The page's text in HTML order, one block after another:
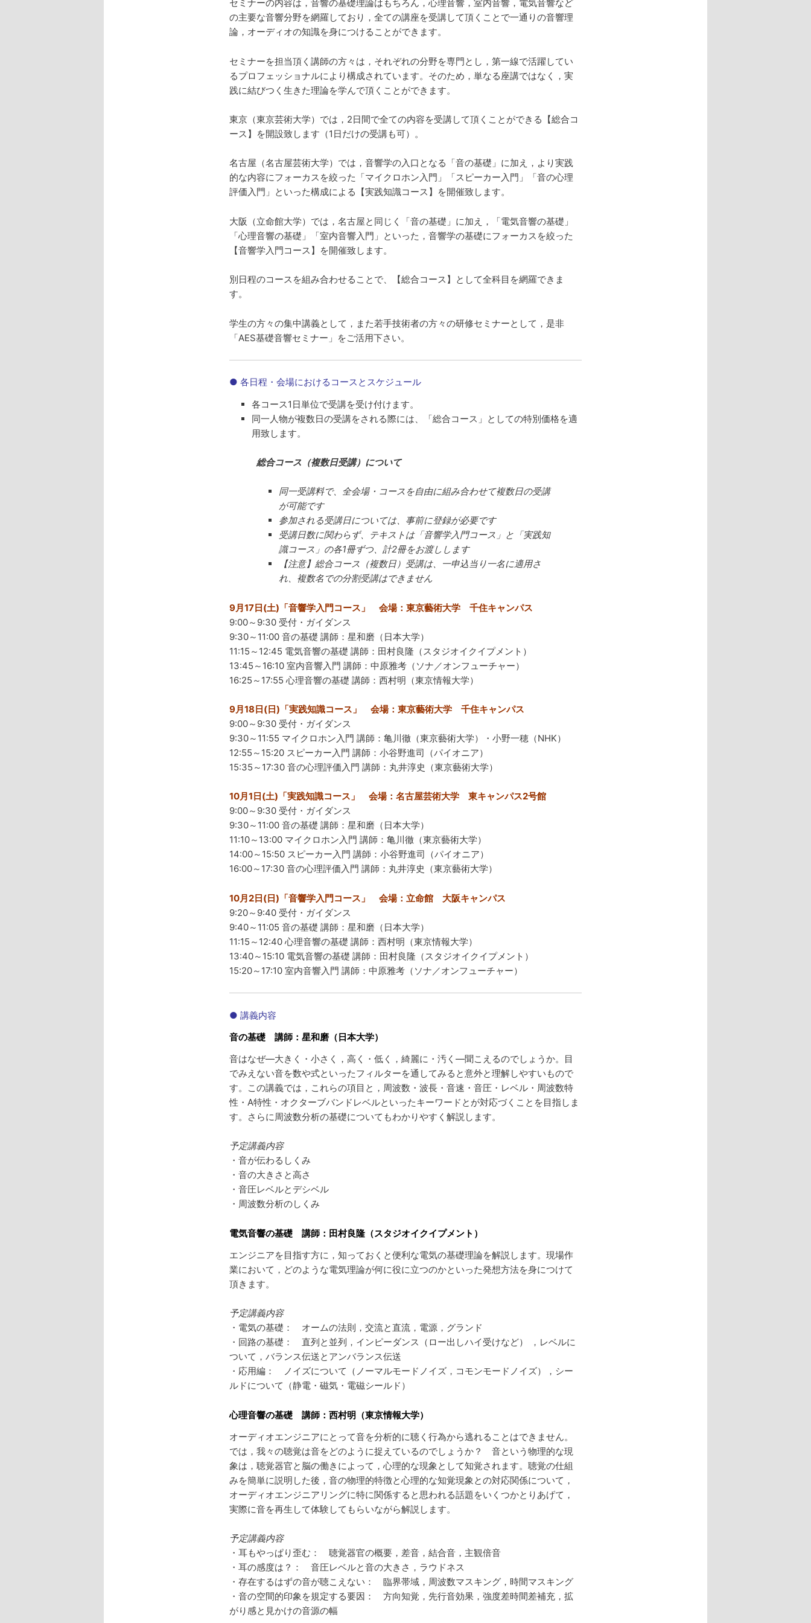
セミナーの内容は，音響の基礎理論はもちろん，心理音響，室内音響，電気音響など
の主要な音響分野を網羅しており，全ての講座を受講して頂くことで一通りの音響理
論，オーディオの知識を身につけることができます。
セミナーを担当頂く講師の方々は，それぞれの分野を専門とし，第一線で活躍してい
るプロフェッショナルにより構成されています。そのため，単なる座講ではなく，実
践に結びつく生きた理論を学んで頂くことができます。
東京（東京芸術大学）では，2日間で全ての内容を受講して頂くことができる【総合コ
ース】を開設致します（1日だけの受講も可）。
名古屋（名古屋芸術大学）では，音響学の入口となる「音の基礎」に加え，より実践
的な内容にフォーカスを絞った「マイクロホン入門」「スピーカー入門」「音の心理
評価入門」といった構成による【実践知識コース】を開催致します。
大阪（立命館大学）では，名古屋と同じく「音の基礎」に加え，「電気音響の基礎」
「心理音響の基礎」「室内音響入門」といった，音響学の基礎にフォーカスを絞った
【音響学入門コース】を開催致します。
別日程のコースを組み合わせることで、【総合コース】として全科目を網羅できま
す。
学生の方々の集中講義として，また若手技術者の方々の研修セミナーとして，是非
「AES基礎音響セミナー」をご活用下さい。
● 各日程・会場におけるコースとスケジュール
各コース1日単位で受講を受け付けます。
同一人物が複数日の受講をされる際には、「総合コース」としての特別価格を適
用致します。
総合コース（複数日受講）について
同一受講料で、全会場・コースを自由に組み合わせて複数日の受講
が可能です
参加される受講日については、事前に登録が必要です
受講日数に関わらず、テキストは「音響学入門コース」と「実践知
識コース」の各1冊ずつ、計2冊をお渡しします
【注意】総合コース（複数日）受講は、一申込当り一名に適用さ
れ、複数名での分割受講はできません
9月17日(土)「音響学入門コース」 会場：東京藝術大学 千住キャンパス
9:00～9:30 受付・ガイダンス
9:30～11:00 音の基礎 講師：星和磨（日本大学）
11:15～12:45 電気音響の基礎 講師：田村良隆（スタジオイクイプメント）
13:45～16:10 室内音響入門 講師：中原雅考（ソナ／オンフューチャー）
16:25～17:55 心理音響の基礎 講師：西村明（東京情報大学）
9月18日(日)「実践知識コース」 会場：東京藝術大学 千住キャンパス
9:00～9:30 受付・ガイダンス
9:30～11:55 マイクロホン入門 講師：亀川徹（東京藝術大学）・小野一穂（NHK）
12:55～15:20 スピーカー入門 講師：小谷野進司（パイオニア）
15:35～17:30 音の心理評価入門 講師：丸井淳史（東京藝術大学）
10月1日(土)「実践知識コース」 会場：名古屋芸術大学 東キャンパス2号館
9:00～9:30 受付・ガイダンス
9:30～11:00 音の基礎 講師：星和磨（日本大学）
11:10～13:00 マイクロホン入門 講師：亀川徹（東京藝術大学）
14:00～15:50 スピーカー入門 講師：小谷野進司（パイオニア）
16:00～17:30 音の心理評価入門 講師：丸井淳史（東京藝術大学）
10月2日(日)「音響学入門コース」 会場：立命館 大阪キャンパス
9:20～9:40 受付・ガイダンス
9:40～11:05 音の基礎 講師：星和磨（日本大学）
11:15～12:40 心理音響の基礎 講師：西村明（東京情報大学）
13:40～15:10 電気音響の基礎 講師：田村良隆（スタジオイクイプメント）
15:20～17:10 室内音響入門 講師：中原雅考（ソナ／オンフューチャー）
● 講義内容
音の基礎 講師：星和磨（日本大学）
音はなぜ―大きく・小さく，高く・低く，綺麗に・汚く—聞こえるのでしょうか。目
でみえない音を数や式といったフィルターを通してみると意外と理解しやすいもので
す。この講義では，これらの項目と，周波数・波長・音速・音圧・レベル・周波数特
性・A特性・オクターブバンドレベルといったキーワードとが対応づくことを目指しま
す。さらに周波数分析の基礎についてもわかりやすく解説します。
予定講義内容
・音が伝わるしくみ
・音の大きさと高さ
・音圧レベルとデシベル
・周波数分析のしくみ
電気音響の基礎 講師：田村良隆（スタジオイクイプメント）
エンジニアを目指す方に，知っておくと便利な電気の基礎理論を解説します。現場作
業において，どのような電気理論が何に役に立つのかといった発想方法を身につけて
頂きます。
予定講義内容
・電気の基礎： オームの法則，交流と直流，電源，グランド
・回路の基礎： 直列と並列，インピーダンス（ロー出しハイ受けなど） ，レベルに
ついて，バランス伝送とアンバランス伝送
・応用編： ノイズについて（ノーマルモードノイズ，コモンモードノイズ），シー
ルドについて（静電・磁気・電磁シールド）
心理音響の基礎 講師：西村明（東京情報大学）
オーディオエンジニアにとって音を分析的に聴く行為から逃れることはできません。
では，我々の聴覚は音をどのように捉えているのでしょうか？ 音という物理的な現
象は，聴覚器官と脳の働きによって，心理的な現象として知覚されます。聴覚の仕組
みを簡単に説明した後，音の物理的特徴と心理的な知覚現象との対応関係について，
オーディオエンジニアリングに特に関係すると思われる話題をいくつかとりあげて，
実際に音を再生して体験してもらいながら解説します。
予定講義内容
・耳もやっぱり歪む： 聴覚器官の概要，差音，結合音，主観倍音
・耳の感度は？： 音圧レベルと音の大きさ，ラウドネス
・存在するはずの音が聴こえない： 臨界帯域，周波数マスキング，時間マスキング
・音の空間的印象を規定する要因： 方向知覚，先行音効果，強度差時間差補充，拡
がり感と見かけの音源の幅